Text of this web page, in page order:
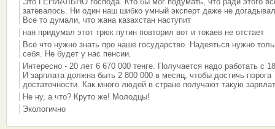
затевалось. Ни один наш шибко умный эксперт даже не
Все то думали, что жана казахстан наступит
нан придумал этот трюк путин повторил вот и токаев не отстает
Всё что нужно знать про наше государство. Надеяться нужно
себя. Не будет у нас пенсии.
Интересно - 20 лет 6 670 000 тенге. Получается надо работать с
И зарплата должна быть 2 800 000 в месяц, чтобы достичь порога
достаточности. Как много людей в стране получают такую
Не ну, а что? Круто же! Молодцы!
Экологично